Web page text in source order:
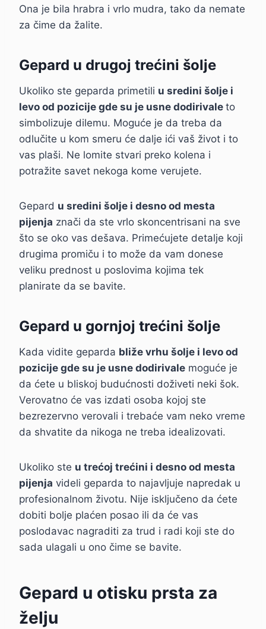
Ona je bila hrabra i vrlo mudra, tako da nemate
za čime da žalite.
Gepard u drugoj trećini šolje
Ukoliko ste geparda primetili u sredini šolje i
levo od pozicije gde su je usne dodirivale to
simbolizuje dilemu. Moguće je da treba da
odlučite u kom smeru će dalje ići vaš život i to
vas plaši. Ne lomite stvari preko kolena i
potražite savet nekoga kome verujete.
Gepard u sredini šolje i desno od mesta
pijenja znači da ste vrlo skoncentrisani na sve
što se oko vas dešava. Primećujete detalje koji
drugima promiču i to može da vam donese
veliku prednost u poslovima kojima tek
planirate da se bavite.
Gepard u gornjoj trećini šolje
Kada vidite geparda bliže vrhu šolje i levo od
pozicije gde su je usne dodirivale moguće je
da ćete u bliskoj budućnosti doživeti neki šok.
Verovatno će vas izdati osoba kojoj ste
bezrezervno verovali i trebaće vam neko vreme
da shvatite da nikoga ne treba idealizovati.
Ukoliko ste u trećoj trećini i desno od mesta
pijenja videli geparda to najavljuje napredak u
profesionalnom životu. Nije isključeno da ćete
dobiti bolje plaćen posao ili da će vas
poslodavac nagraditi za trud i radi koji ste do
sada ulagali u ono čime se bavite.
Gepard u otisku prsta za
želju